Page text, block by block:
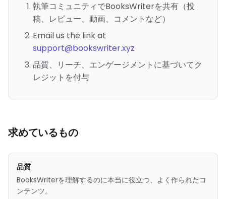
執筆コミュニティでBooksWriterを共有（投
稿、レビュー、動画、コメントなど）
Email us the link at
support@bookswriter.xyz
品質、リーチ、エンゲージメントに基づいてク
レジットを付与
求めているもの
品質
BooksWriterを理解するのに本当に役立つ、よく作られたコ
ンテンツ。